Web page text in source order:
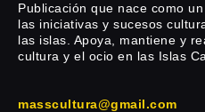
Publicación que nace como
las iniciativas y sucesos
las islas. Apoya, mantiene y
cultura y el ocio en las Islas
masscultura@gmail.com